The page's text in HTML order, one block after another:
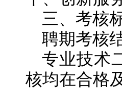
三、考核
聘期考核
专业技术
核均在合格